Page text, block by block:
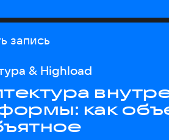
запись
& Highload
как